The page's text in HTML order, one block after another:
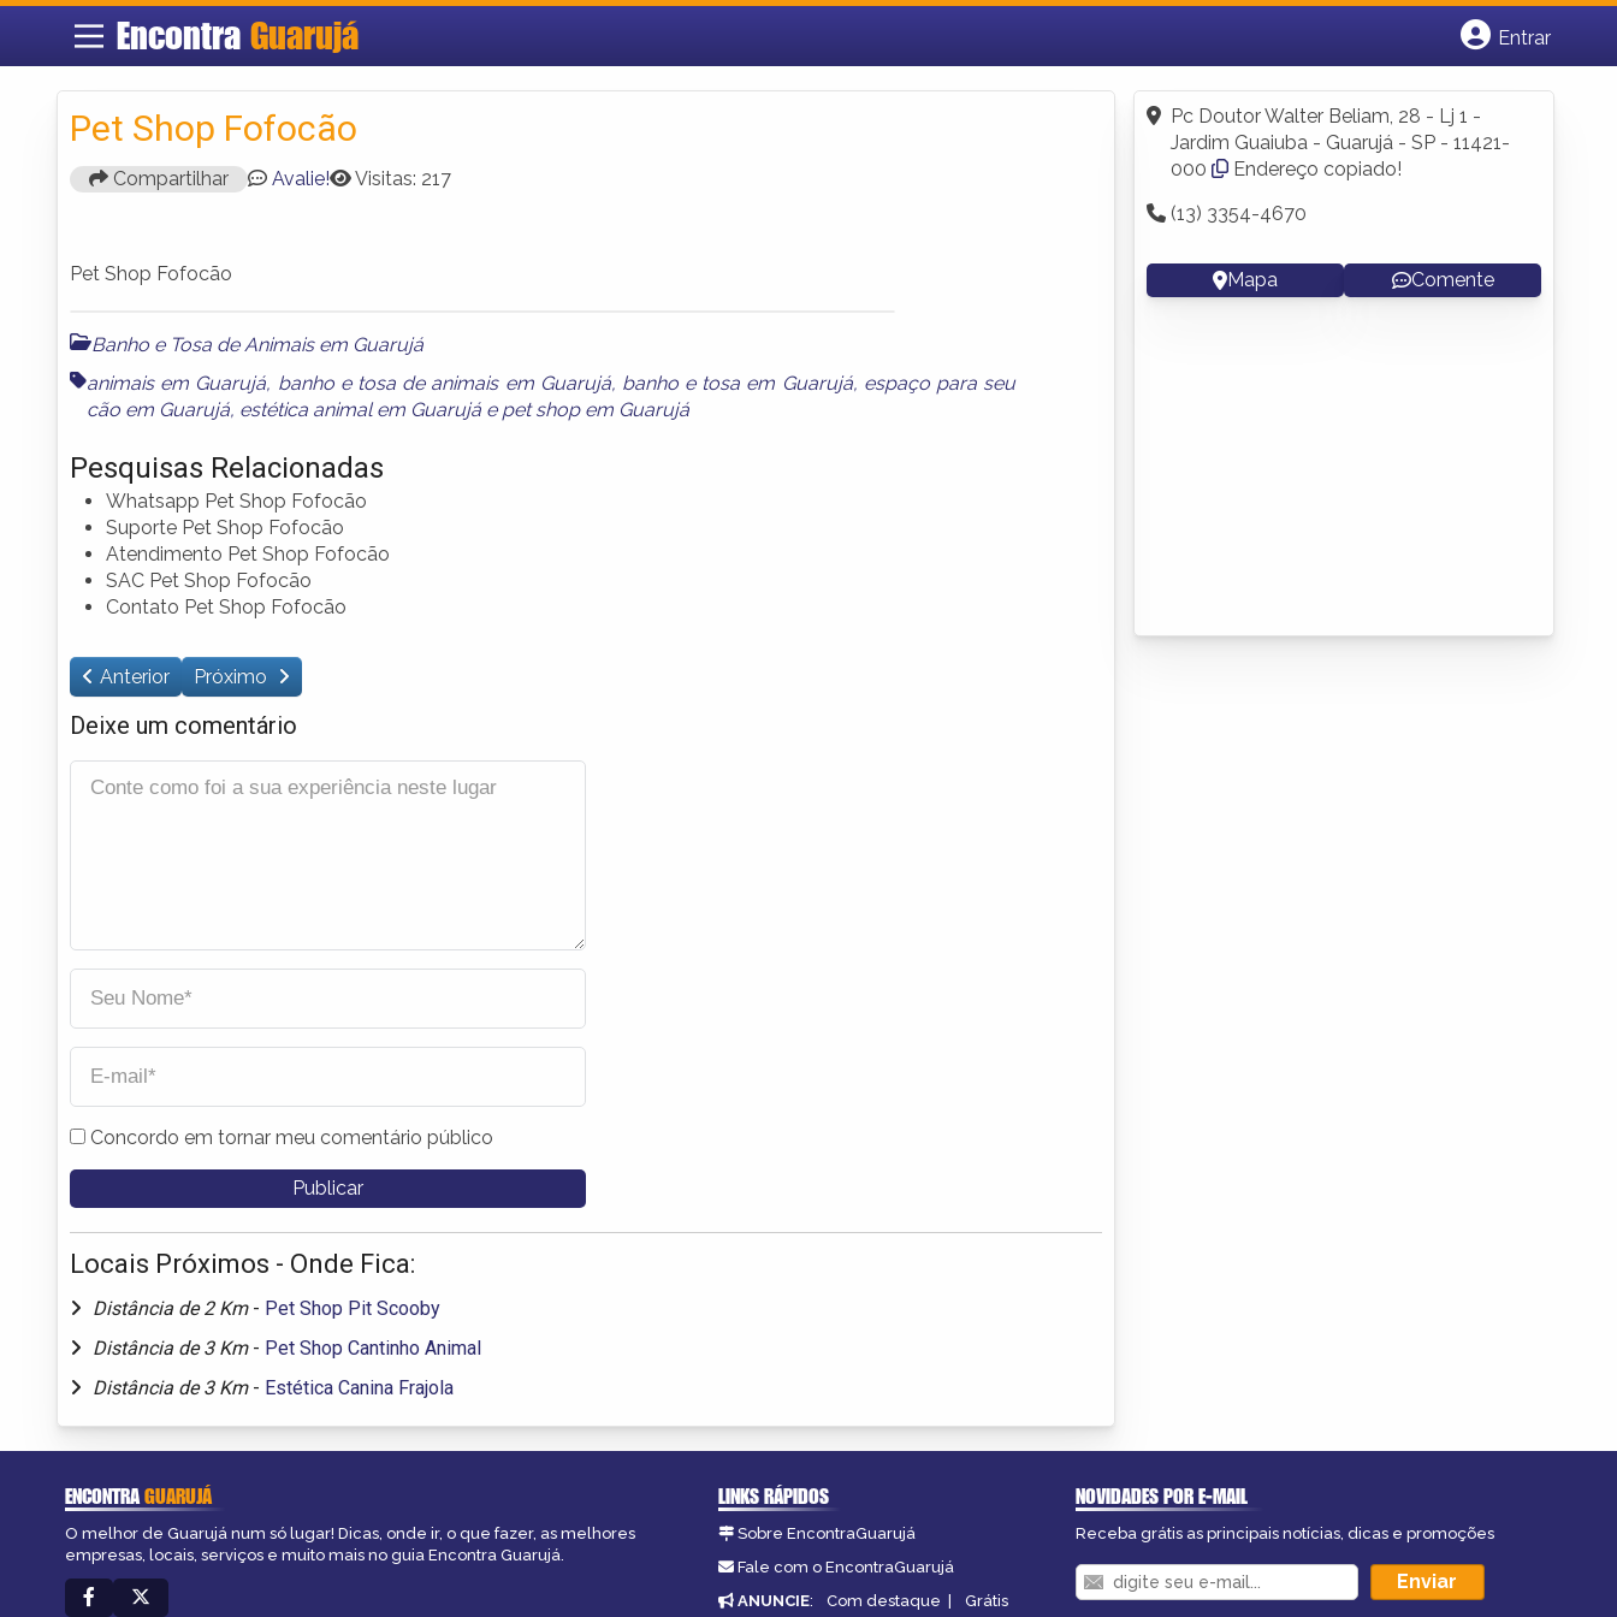
EncontraGuarujá
Entrar
Fazer login
Criar conta
Pet Shop Fofocão
Compartilhar Avalie! Visitas: 217
Pet Shop Fofocão
Banho e Tosa de Animais em Guarujá
animais em Guarujá, banho e tosa de animais em Guarujá, banho e tosa em Guarujá, espaço para seu
cão em Guarujá, estética animal em Guarujá e pet shop em Guarujá
Pesquisas Relacionadas
Whatsapp Pet Shop Fofocão
Suporte Pet Shop Fofocão
Atendimento Pet Shop Fofocão
SAC Pet Shop Fofocão
Contato Pet Shop Fofocão
Anterior Próximo
Deixe um comentário
Concordo em tornar meu comentário público
Locais Próximos - Onde Fica:
Distância de 2 Km - Pet Shop Pit Scooby
Distância de 3 Km - Pet Shop Cantinho Animal
Distância de 3 Km - Estética Canina Frajola
Pc Doutor Walter Beliam, 28 - Lj 1 -
Jardim Guaiuba - Guarujá - SP - 11421-
000
Endereço copiado!
(13) 3354-4670
Mapa Comente
ENCONTRAGUARUJÁ
O melhor de Guarujá num só lugar! Dicas, onde ir, o que fazer, as melhores
empresas, locais, serviços e muito mais no guia Encontra Guarujá.
LINKS RÁPIDOS
Sobre EncontraGuarujá
Fale com o EncontraGuarujá
ANUNCIE: Com destaque | Grátis
NOVIDADES POR E-MAIL
Receba grátis as principais notícias, dicas e promoções